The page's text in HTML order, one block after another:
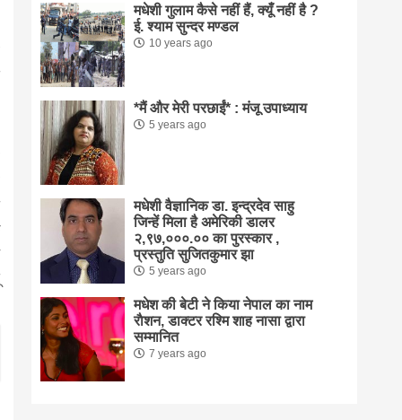
मधेशी गुलाम कैसे नहीं हैं, क्यूँ नहीं है ?
ई. श्याम सुन्दर मण्डल
10 years ago
*मैं और मेरी परछाईं* : मंजू उपाध्याय
5 years ago
मधेशी वैज्ञानिक डा. इन्द्रदेव साहु
जिन्हें मिला है अमेरिकी डालर
२,९७,०००.०० का पुरस्कार ,
प्रस्तुति सुजितकुमार झा
5 years ago
मधेश की बेटी ने किया नेपाल का नाम
राैशन, डाक्टर रश्मि शाह नासा द्वारा
सम्मानित
7 years ago